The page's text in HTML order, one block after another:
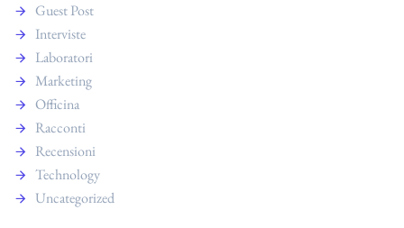
Guest Post
Interviste
Laboratori
Marketing
Officina
Racconti
Recensioni
Technology
Uncategorized